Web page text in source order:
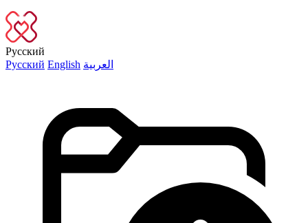
Русский
Русский English العربية